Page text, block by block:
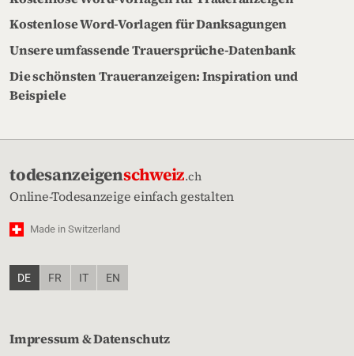
Kostenlose Word-Vorlagen für Danksagungen
Unsere umfassende Trauersprüche-Datenbank
Die schönsten Traueranzeigen: Inspiration und
Beispiele
todesanzeigenschweiz.ch
Online-Todesanzeige einfach gestalten
Made in Switzerland
DE FR IT EN
Impressum & Datenschutz